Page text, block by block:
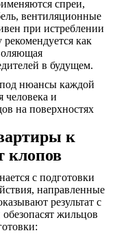
спреи,
вентиляционные
при истреблении
как
в будущем.
нюансы каждой
человека и
на поверхностях
к
клопов
с подготовки
направленные
результат с
жильцов